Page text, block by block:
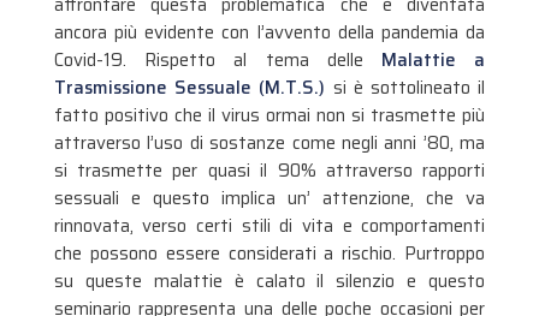
ancora più evidente con l’avvento della pandemia da
Covid-19. Rispetto al tema delle Malattie a
Trasmissione Sessuale (M.T.S.) si è sottolineato il
fatto positivo che il virus ormai non si trasmette più
attraverso l’uso di sostanze come negli anni ’80, ma
si trasmette per quasi il 90% attraverso rapporti
sessuali e questo implica un’ attenzione, che va
rinnovata, verso certi stili di vita e comportamenti
che possono essere considerati a rischio. Purtroppo
su queste malattie è calato il silenzio e questo
seminario rappresenta una delle poche occasioni per